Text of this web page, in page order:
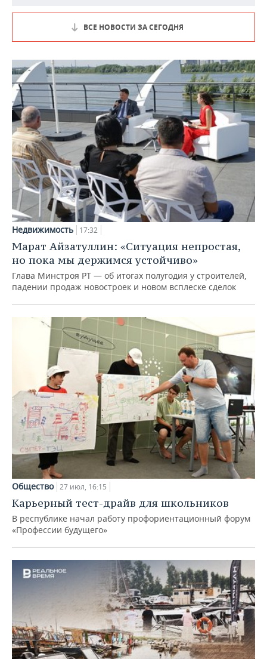
ВСЕ НОВОСТИ ЗА СЕГОДНЯ
Недвижимость 17:32
Марат Айзатуллин: «Ситуация непростая,
но пока мы держимся устойчиво»
Глава Минстроя РТ — об итогах полугодия у строителей,
падении продаж новостроек и новом всплеске сделок
Общество 27 июл, 16:15
Карьерный тест-драйв для школьников
В республике начал работу профориентационный форум
«Профессии будущего»